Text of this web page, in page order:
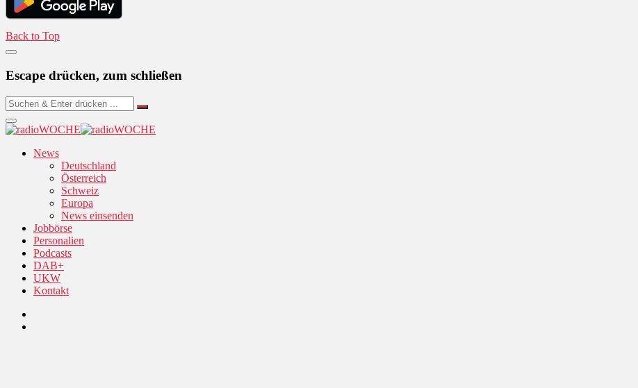
Back to Top
Escape drücken, zum schließen
News
Deutschland
Österreich
Schweiz
Europa
News einsenden
Jobbörse
Personalien
Podcasts
DAB+
UKW
Kontakt